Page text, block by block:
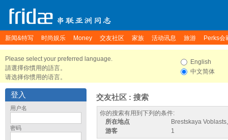
新闻&特写 时尚娱乐 Money 交友社区 家族 活动讯息 旅游 Perks会
Please select your preferred language.
請選擇你慣用的語言。
请选择你惯用的语言。
English
中文简体
登入
用户名
密码
交友社区 : 搜索
你的搜索有用到下列的条件:
所在地点
Brestskaya
游客
1